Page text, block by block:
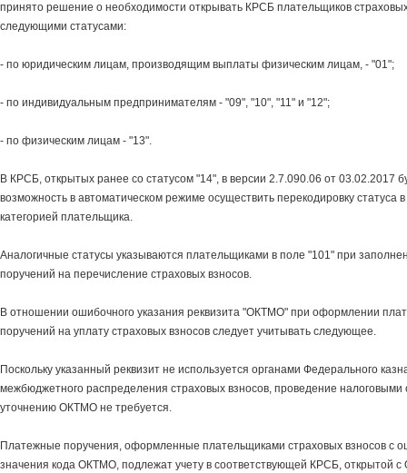
принято решение о необходимости открывать КРСБ плательщиков
следующими статусами:
- по юридическим лицам, производящим выплаты физическим лицам, - "01";
- по индивидуальным предпринимателям - "09", "10", "11" и "12";
- по физическим лицам - "13".
В КРСБ, открытых ранее со статусом "14", в версии 2.7.090.06 от 03.02.2017
возможность в автоматическом режиме осуществить перекодировку статуса в
категорией плательщика.
Аналогичные статусы указываются плательщиками в поле "101" при
поручений на перечисление страховых взносов.
В отношении ошибочного указания реквизита "ОКТМО" при оформлении
поручений на уплату страховых взносов следует учитывать следующее.
Поскольку указанный реквизит не используется органами Федерального
межбюджетного распределения страховых взносов, проведение
уточнению ОКТМО не требуется.
Платежные поручения, оформленные плательщиками страховых взносов с
значения кода ОКТМО, подлежат учету в соответствующей КРСБ, открытой